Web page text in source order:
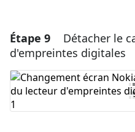
Ajouter
Ajouter un
Étape 9
Détacher le
d'empreintes digitales